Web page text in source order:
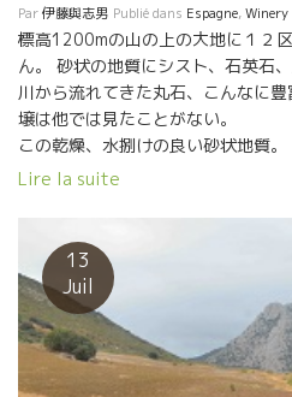
Par伊藤與志男 Publié dans Espagne,Winery
標高1200mの山の上の大地に１２
ん。 砂状の地質にシスト、石英石
川から流れてきた丸石、こんなに
壌は他では見たことがない。 ４
この乾燥、水捌けの良い砂状地質
程のキリっとした酸を残しているラ
フレッシュさ、ミネラル感。 こん
ンは、利いたことがない。 この謎
やって来た。 ピノ・ノワールも栽
ップパカレのピノが大好き。 フィ
る。 研究熱心なラモンさん、これ
話して吸収できるものは取り
の挑戦！！ 台木なし葡萄木を大
Lire la suite
13
Juil